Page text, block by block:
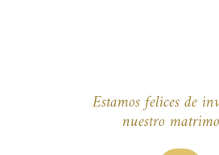
Estamos felices de
nuestro